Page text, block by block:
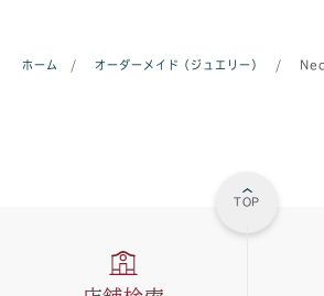
ホーム / オーダーメイド（ジュエリー） /
TOP